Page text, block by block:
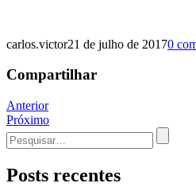
carlos.victor21 de julho de 20170
Compartilhar
Navegação
de
Post
Anterior
Próximo
Procurar
por:
Posts recentes